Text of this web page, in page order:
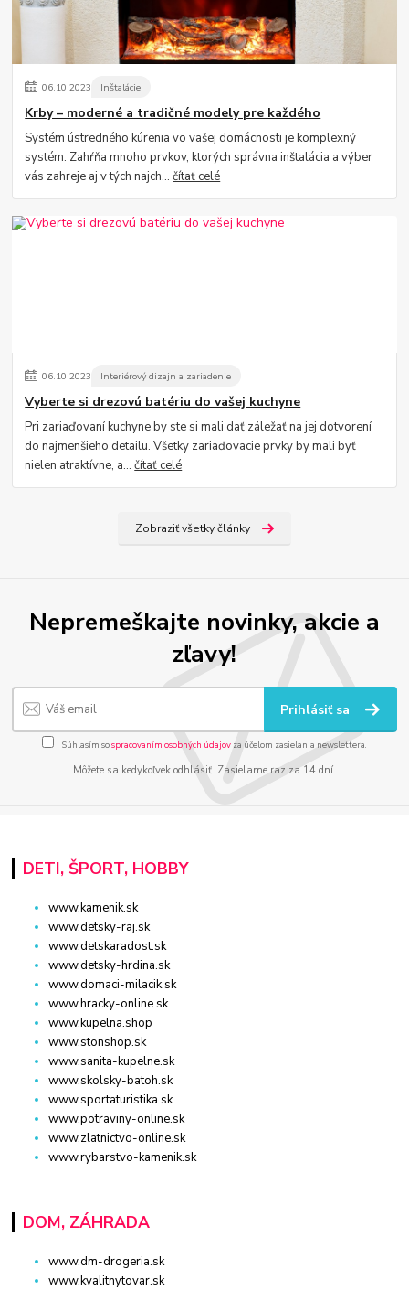
06.10.2023 Inštalácie
Krby – moderné a tradičné modely pre každého
Systém ústredného kúrenia vo vašej domácnosti je komplexný
systém. Zahŕňa mnoho prvkov, ktorých správna inštalácia a výber
vás zahreje aj v tých najch...čítať celé
06.10.2023 Interiérový dizajn a zariadenie
Vyberte si drezovú batériu do vašej kuchyne
Pri zariaďovaní kuchyne by ste si mali dať záležať na jej dotvorení
do najmenšieho detailu. Všetky zariaďovacie prvky by mali byť
nielen atraktívne, a...čítať celé
Zobraziť všetky články
Nepremeškajte novinky, akcie a
zľavy!
Prihlásiť sa
Súhlasím sospracovaním osobných údajov za účelom zasielania newslettera.
Môžete sa kedykoľvek odhlásiť. Zasielame raz za 14 dní.
DETI, ŠPORT, HOBBY
www.kamenik.sk
www.detsky-raj.sk
www.detskaradost.sk
www.detsky-hrdina.sk
www.domaci-milacik.sk
www.hracky-online.sk
www.kupelna.shop
www.stonshop.sk
www.sanita-kupelne.sk
www.skolsky-batoh.sk
www.sportaturistika.sk
www.potraviny-online.sk
www.zlatnictvo-online.sk
www.rybarstvo-kamenik.sk
DOM, ZÁHRADA
www.dm-drogeria.sk
www.kvalitnytovar.sk